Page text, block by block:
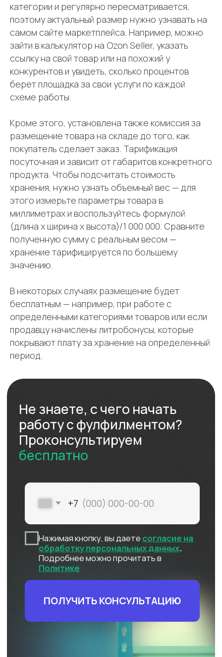
категории и регулярно пересматривается,
поэтому актуальный размер нужно узнавать на
самом сайте маркетплейса. Например, можно
зайти в калькулятор на Ozon Seller, указать
ссылку на свой товар или на похожий у
конкурентов и увидеть, сколько процентов
берет площадка за свои услуги по каждой
схеме работы.
Кроме этого, установлена также комиссия за
размещение товара на складе до того, как
покупатель сделает заказ. Тарификация
посуточная и зависит от габаритов конкретного
продукта. Чтобы подсчитать стоимость
хранения, нужно узнать объемный вес — для
этого измерьте параметры товара в
миллиметрах и воспользуйтесь формулой
(длина х ширина х высота)/1 000 000. Сравните
полученную сумму с реальным весом —
хранение тарифицируется по большему
значению.
В некоторых случаях размещение будет
бесплатным — например, при работе с
определенными категориями товаров или если
продавцу начислены литробонусы, которые
покрывают плату за хранение на определенный
период.